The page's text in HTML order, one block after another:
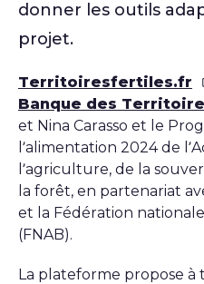
donner les outils
projet.
Territoiresfertiles.fr
Banque des
et Nina Carasso et le
l’alimentation 2024 de
l’agriculture, de la
la forêt, en partenariat
et la Fédération
(FNAB).
La plateforme propose